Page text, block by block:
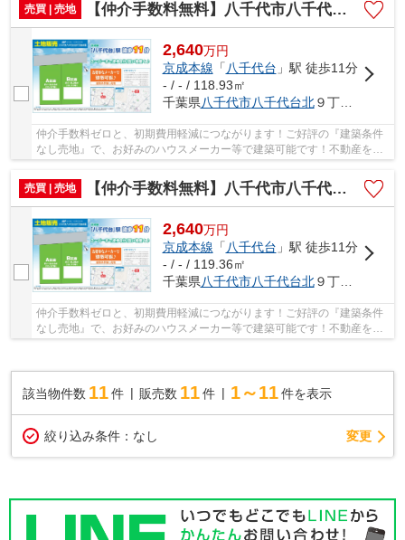
売買 | 売地
【仲介手数料無料】八千代市八千代台北 建築条件なし売地
2,640万円
京成本線 「 八千代台 」駅 徒歩11分
- / - / 118.93㎡
千葉県八千代市八千代台北９丁目3-9
仲介手数料ゼロと、初期費用軽減につながります！ご好評の『建築条件
なし売地』で、お好みのハウスメーカー等で建築可能です！不動産を探
売買 | 売地
【仲介手数料無料】八千代市八千代台北 建築条件なし売地
2,640万円
京成本線 「 八千代台 」駅 徒歩11分
- / - / 119.36㎡
千葉県八千代市八千代台北９丁目3-9
仲介手数料ゼロと、初期費用軽減につながります！ご好評の『建築条件
なし売地』で、お好みのハウスメーカー等で建築可能です！不動産を探
該当物件数 11件 販売数 11 件 1～11 件を表示
絞り込み条件： なし 変更